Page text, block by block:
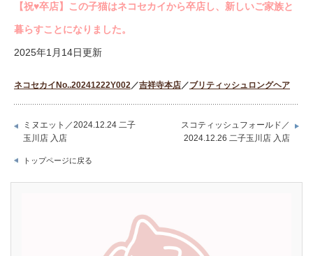
【祝♥︎卒店】この子猫はネコセカイから卒店し、新しいご家族と
暮らすことになりました。
2025年1月14日更新
ネコセカイNo..20241222Y002 ／吉祥寺本店 ／ブリティッシュロングヘア
ミヌエット／2024.12.24 二子
玉川店 入店
スコティッシュフォールド／
2024.12.26 二子玉川店 入店
トップページに戻る